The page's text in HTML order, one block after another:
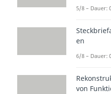
5/8 – Dauer:
en
6/8 – Dauer:
von